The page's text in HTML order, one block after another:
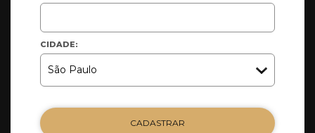
CIDADE:
CADASTRAR